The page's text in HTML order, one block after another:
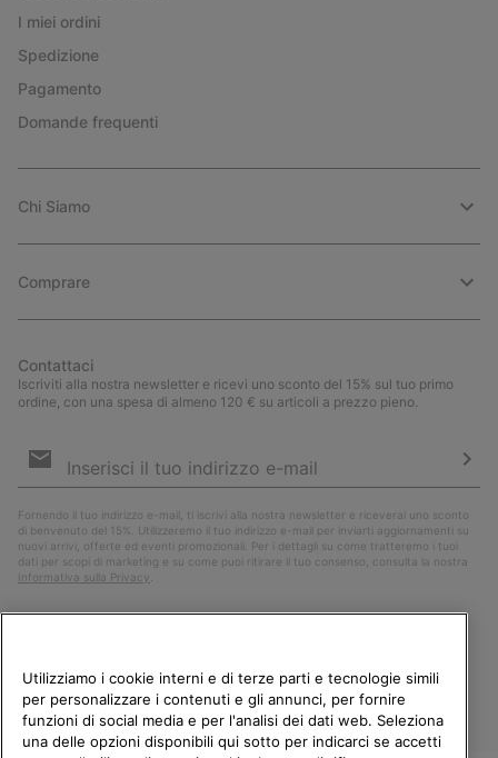
I miei ordini
Spedizione
Pagamento
Domande frequenti
Chi Siamo
Comprare
Contattaci
Iscriviti alla nostra newsletter e ricevi uno sconto del 15% sul tuo primo
ordine, con una spesa di almeno 120 € su articoli a prezzo pieno.
e-
Fornendo il tuo indirizzo e-mail, ti iscrivi alla nostra newsletter e riceverai uno sconto
di benvenuto del 15%. Utilizzeremo il tuo indirizzo e-mail per inviarti aggiornamenti su
nuovi arrivi, offerte ed eventi promozionali. Per i dettagli su come tratteremo i tuoi
dati per scopi di marketing e su come puoi ritirare il tuo consenso, consulta la nostra
Informativa sulla Privacy
Utilizziamo i cookie interni e di terze parti e tecnologie simili
per personalizzare i contenuti e gli annunci, per fornire
funzioni di social media e per l'analisi dei dati web. Seleziona
una delle opzioni disponibili qui sotto per indicarci se accetti